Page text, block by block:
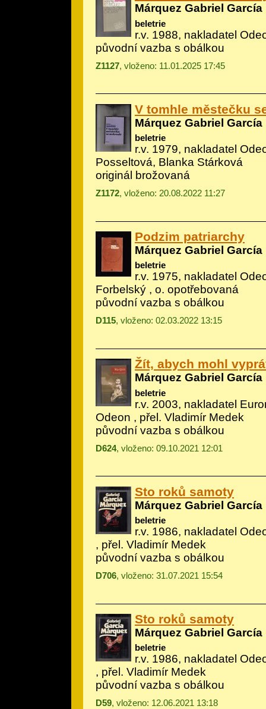
Márquez Gabriel García
beletrie
r.v. 1988, nakladatel
původní vazba s obálkou
Z1127, vloženo: 11.01.2025 17:45
V tomhle městečku
Márquez Gabriel García
beletrie
r.v. 1979, nakladatel
Posseltová, Blanka Stárková
originál brožovaná
Z1172, vloženo: 20.08.2022 11:27
Podzim patriarchy
Márquez Gabriel García
beletrie
r.v. 1975, nakladatel
Forbelský , o. opotřebovaná
původní vazba s obálkou
D115, vloženo: 02.03.2022 13:15
Žít, abych mohl
Márquez Gabriel García
beletrie
r.v. 2003, nakladatel
Odeon , přel. Vladimír Medek
původní vazba s obálkou
D624, vloženo: 09.10.2021 12:01
Sto roků samoty
Márquez Gabriel García
beletrie
r.v. 1986, nakladatel
, přel. Vladimír Medek
původní vazba s obálkou
D706, vloženo: 31.07.2021 15:54
Sto roků samoty
Márquez Gabriel García
beletrie
r.v. 1986, nakladatel
, přel. Vladimír Medek
původní vazba s obálkou
D59, vloženo: 12.06.2021 13:18